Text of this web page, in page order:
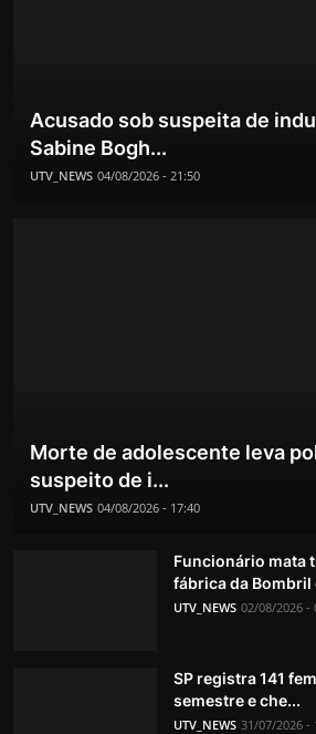
Acusado sob suspeita de
Sabine Bogh...
UTV_NEWS 04/08/2026 - 21:50
Morte de adolescente leva
suspeito de i...
UTV_NEWS 04/08/2026 - 17:40
Funcionário mata
fábrica da Bombril
UTV_NEWS 02/08/2026 -
SP registra 141
semestre e che...
UTV_NEWS 31/07/2026 -